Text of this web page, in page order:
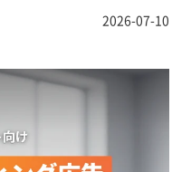
など、実務で使える情報を
2026-07-10